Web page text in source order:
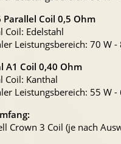
Parallel Coil 0,5 Ohm
Coil: Edelstahl
Leistungsbereich: 70 W -
A1 Coil 0,40 Ohm
Coil: Kanthal
Leistungsbereich: 55 W -
Crown 3 Coil (je nach